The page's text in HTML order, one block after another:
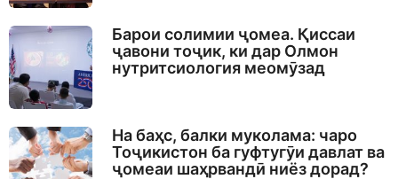
Барои солимии ҷомеа. Қиссаи
ҷавони тоҷик, ки дар Олмон
нутритсиология меомӯзад
На баҳс, балки муколама: чаро
Тоҷикистон ба гуфтугӯи давлат ва
ҷомеаи шаҳрвандӣ ниёз дорад?